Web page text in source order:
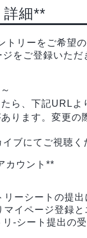
細**
トリーをご希望
をご登録いた
ら、下記URLよ
ります。変更の
ブにてご視聴く
カウント**
ーシートの提
イページ登録
-シート提出の